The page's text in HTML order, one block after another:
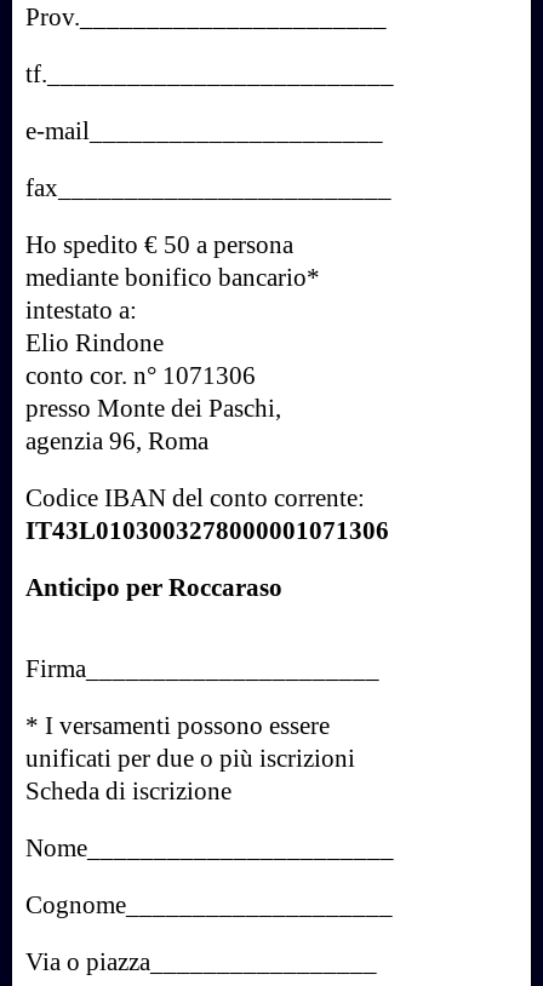
Prov._______________________
tf.__________________________
e-mail______________________
fax_________________________
Ho spedito € 50 a persona
mediante bonifico bancario*
intestato a:
Elio Rindone
conto cor. n° 1071306
presso Monte dei Paschi,
agenzia 96, Roma
Codice IBAN del conto corrente:
IT43L0103003278000001071306
Anticipo per Roccaraso
Firma______________________
* I versamenti possono essere
unificati per due o più iscrizioni
Scheda di iscrizione
Nome_______________________
Cognome____________________
Via o piazza_________________